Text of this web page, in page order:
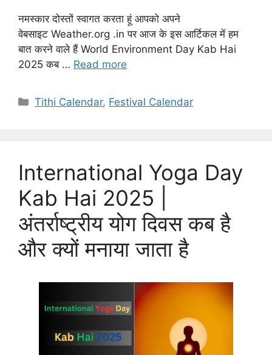
नमस्कार दोस्तों स्वागत करता हूं आपको अपने
वेबसाइट Weather.org .in पर आज के इस आर्टिकल में हम
बात करने वाले हैं World Environment Day Kab Hai
2025 कब … Read more
Categories
Tithi Calendar, Festival Calendar
International Yoga Day
Kab Hai 2025 |
अंतर्राष्ट्रीय योग दिवस कब है
और क्यों मनाया जाता है